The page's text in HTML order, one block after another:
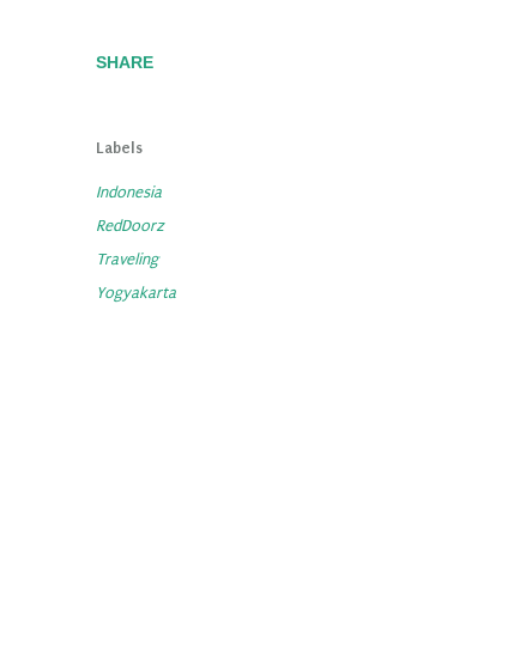
SHARE
Labels
Indonesia
RedDoorz
Traveling
Yogyakarta